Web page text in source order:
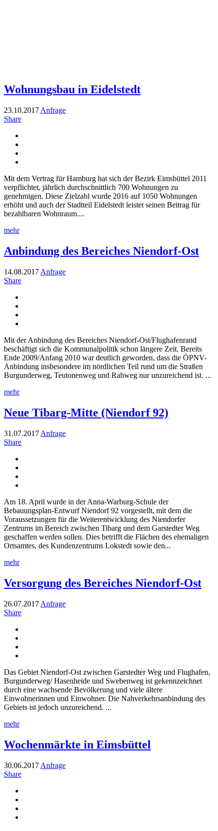
Wohnungsbau in Eidelstedt
23.10.2017 Anfrage
Share
Mit dem Vertrag für Hamburg hat sich der Bezirk Eimsbüttel 2011
verpflichtet, jährlich durchschnittlich 700 Wohnungen zu
genehmigen. Diese Zielzahl wurde 2016 auf 1050 Wohnungen
erhöht und auch der Stadtteil Eidelstedt leistet seinen Beitrag für
bezahlbaren Wohnraum....
mehr
Anbindung des Bereiches Niendorf-Ost
14.08.2017 Anfrage
Share
Mit der Anbindung des Bereiches Niendorf-Ost/Flughafenrand
beschäftigt sich die Kommunalpolitik schon längere Zeit. Bereits
Ende 2009/Anfang 2010 war deutlich geworden, dass die ÖPNV-
Anbindung insbesondere im nördlichen Teil rund um die Straßen
Burgunderweg, Teutonenweg und Rahweg nur unzureichend ist. ...
mehr
Neue Tibarg-Mitte (Niendorf 92)
31.07.2017 Anfrage
Share
Am 18. April wurde in der Anna-Warburg-Schule der
Bebauungsplan-Entwurf Niendorf 92 vorgestellt, mit dem die
Voraussetzungen für die Weiterentwicklung des Niendorfer
Zentrums im Bereich zwischen Tibarg und dem Garstedter Weg
geschaffen werden sollen. Dies betrifft die Flächen des ehemaligen
Ortsamtes, des Kundenzentrums Lokstedt sowie den...
mehr
Versorgung des Bereiches Niendorf-Ost
26.07.2017 Anfrage
Share
Das Gebiet Niendorf-Ost zwischen Garstedter Weg und Flughafen,
Burgunderweg/ Hasenheide und Swebenweg ist gekennzeichnet
durch eine wachsende Bevölkerung und viele ältere
Einwohnerinnen und Einwohner. Die Nahverkehrsanbindung des
Gebiets ist jedoch unzureichend. ...
mehr
Wochenmärkte in Eimsbüttel
30.06.2017 Anfrage
Share